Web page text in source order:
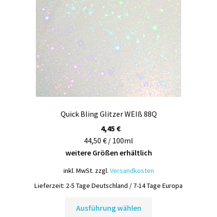
Quick Bling Glitzer WEIß 88Q
4,45 €
44,50 € / 100ml
weitere Größen erhältlich
inkl. MwSt. zzgl. Versandkosten
Lieferzeit: 2-5 Tage Deutschland / 7-14 Tage Europa
Ausführung wählen